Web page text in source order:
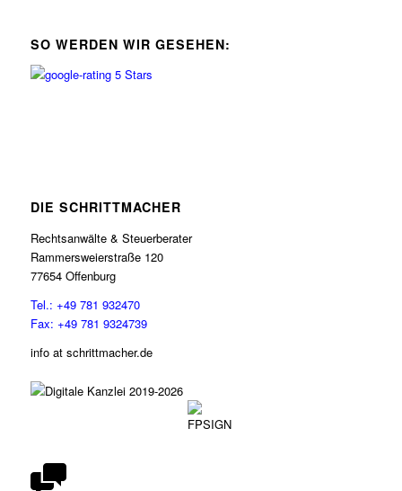
SO WERDEN WIR GESEHEN:
DIE SCHRITTMACHER
Rechtsanwälte & Steuerberater
Rammersweierstraße 120
77654 Offenburg
Tel.: +49 781 932470
Fax: +49 781 9324739
info at schrittmacher.de